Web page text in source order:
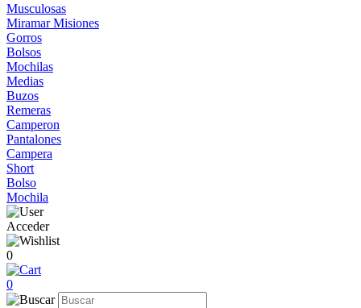
Musculosas
Miramar Misiones
Gorros
Bolsos
Mochilas
Medias
Buzos
Remeras
Camperon
Pantalones
Campera
Short
Bolso
Mochila
Acceder
0
0